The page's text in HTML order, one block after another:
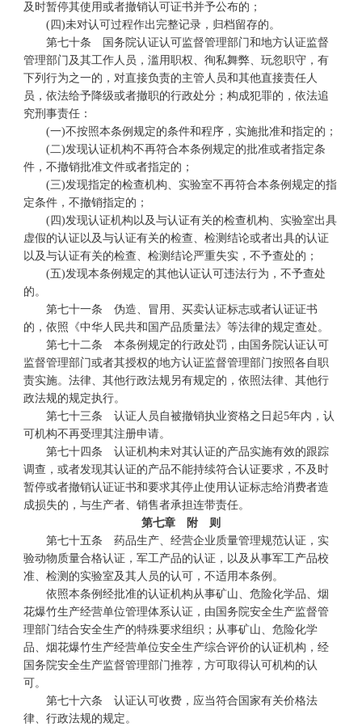
及时暂停其使用或者撤销认可证书并予公布的；
(四)未对认可过程作出完整记录，归档留存的。
第七十条 国务院认证认可监督管理部门和地方认证监督
管理部门及其工作人员，滥用职权、徇私舞弊、玩忽职守，有
下列行为之一的，对直接负责的主管人员和其他直接责任人
员，依法给予降级或者撤职的行政处分；构成犯罪的，依法追
究刑事责任：
(一)不按照本条例规定的条件和程序，实施批准和指定的；
(二)发现认证机构不再符合本条例规定的批准或者指定条
件，不撤销批准文件或者指定的；
(三)发现指定的检查机构、实验室不再符合本条例规定的指
定条件，不撤销指定的；
(四)发现认证机构以及与认证有关的检查机构、实验室出具
虚假的认证以及与认证有关的检查、检测结论或者出具的认证
以及与认证有关的检查、检测结论严重失实，不予查处的；
(五)发现本条例规定的其他认证认可违法行为，不予查处
的。
第七十一条 伪造、冒用、买卖认证标志或者认证证书
的，依照《中华人民共和国产品质量法》等法律的规定查处。
第七十二条 本条例规定的行政处罚，由国务院认证认可
监督管理部门或者其授权的地方认证监督管理部门按照各自职
责实施。法律、其他行政法规另有规定的，依照法律、其他行
政法规的规定执行。
第七十三条 认证人员自被撤销执业资格之日起5年内，认
可机构不再受理其注册申请。
第七十四条 认证机构未对其认证的产品实施有效的跟踪
调查，或者发现其认证的产品不能持续符合认证要求，不及时
暂停或者撤销认证证书和要求其停止使用认证标志给消费者造
成损失的，与生产者、销售者承担连带责任。
第七章 附 则
第七十五条 药品生产、经营企业质量管理规范认证，实
验动物质量合格认证，军工产品的认证，以及从事军工产品校
准、检测的实验室及其人员的认可，不适用本条例。
依照本条例经批准的认证机构从事矿山、危险化学品、烟
花爆竹生产经营单位管理体系认证，由国务院安全生产监督管
理部门结合安全生产的特殊要求组织；从事矿山、危险化学
品、烟花爆竹生产经营单位安全生产综合评价的认证机构，经
国务院安全生产监督管理部门推荐，方可取得认可机构的认
可。
第七十六条 认证认可收费，应当符合国家有关价格法
律、行政法规的规定。